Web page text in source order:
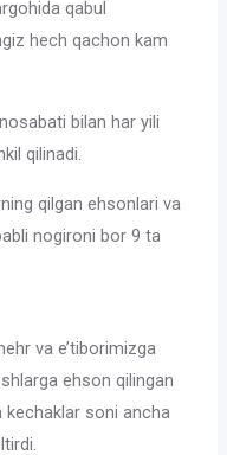
qabul
hech qachon kam
bilan har yili
qilinadi.
qilgan ehsonlari va
nogironi bor 9 ta
va e’tiborimizga
ehson qilingan
kechaklar soni ancha